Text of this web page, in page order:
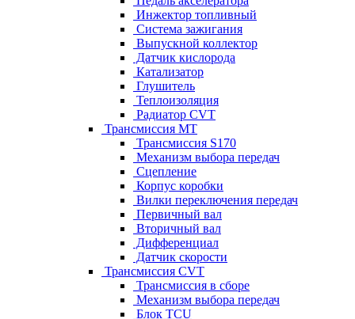
Инжектор топливный
Система зажигания
Выпускной коллектор
Датчик кислорода
Катализатор
Глушитель
Теплоизоляция
Радиатор CVT
Трансмиссия MT
Трансмиссия S170
Механизм выбора передач
Сцепление
Корпус коробки
Вилки переключения передач
Первичный вал
Вторичный вал
Дифференциал
Датчик скорости
Трансмиссия CVT
Трансмиссия в сборе
Механизм выбора передач
Блок TCU